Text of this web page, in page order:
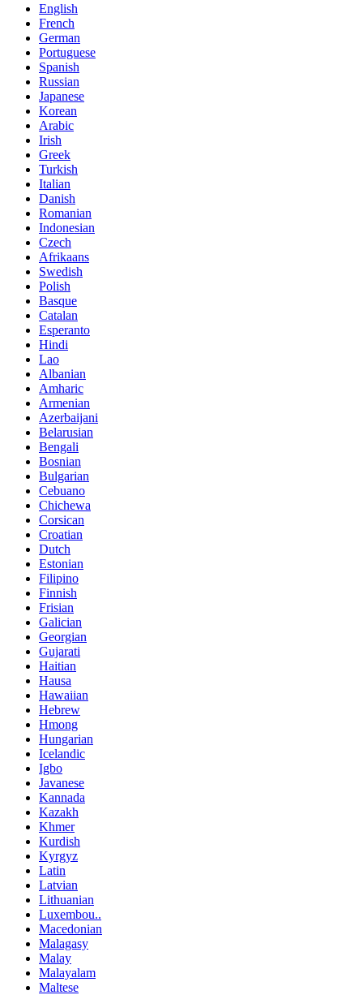
English
French
German
Portuguese
Spanish
Russian
Japanese
Korean
Arabic
Irish
Greek
Turkish
Italian
Danish
Romanian
Indonesian
Czech
Afrikaans
Swedish
Polish
Basque
Catalan
Esperanto
Hindi
Lao
Albanian
Amharic
Armenian
Azerbaijani
Belarusian
Bengali
Bosnian
Bulgarian
Cebuano
Chichewa
Corsican
Croatian
Dutch
Estonian
Filipino
Finnish
Frisian
Galician
Georgian
Gujarati
Haitian
Hausa
Hawaiian
Hebrew
Hmong
Hungarian
Icelandic
Igbo
Javanese
Kannada
Kazakh
Khmer
Kurdish
Kyrgyz
Latin
Latvian
Lithuanian
Luxembou..
Macedonian
Malagasy
Malay
Malayalam
Maltese